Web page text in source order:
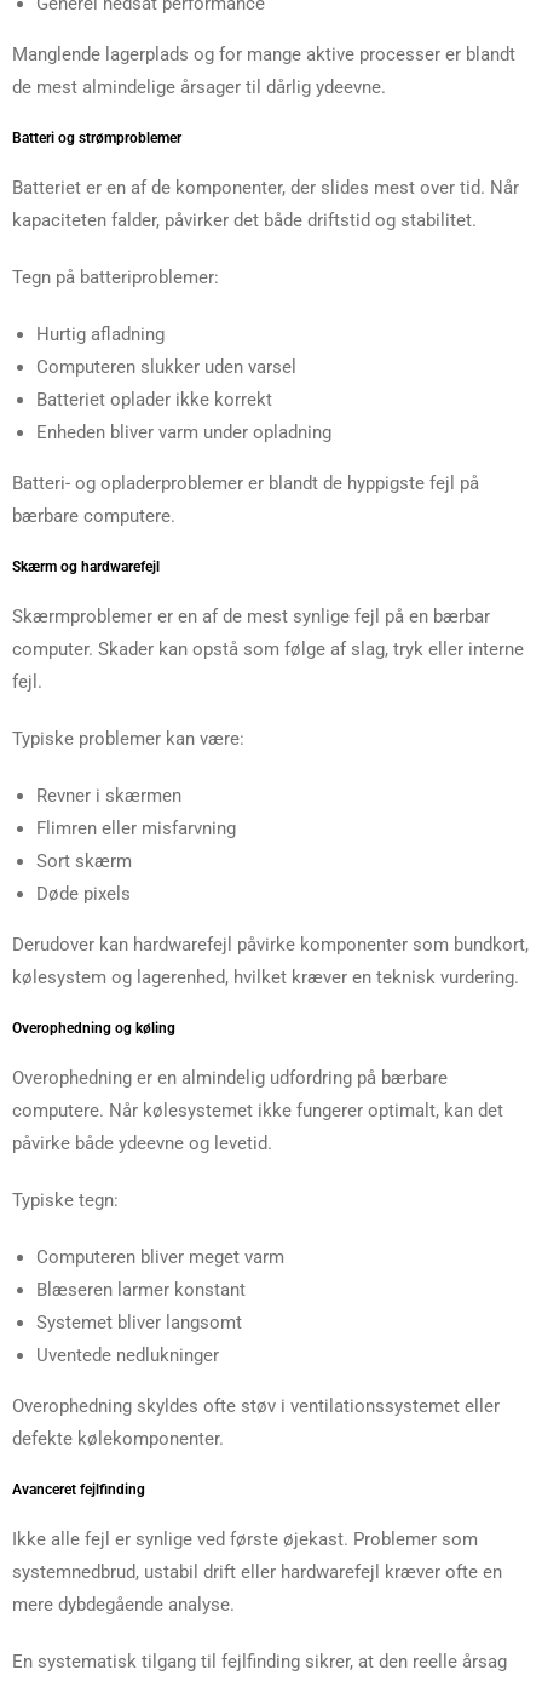
Manglende lagerplads og for mange aktive processer er blandt
de mest almindelige årsager til dårlig ydeevne.
Batteri og strømproblemer
Batteriet er en af de komponenter, der slides mest over tid. Når
kapaciteten falder, påvirker det både driftstid og stabilitet.
Tegn på batteriproblemer:
Hurtig afladning
Computeren slukker uden varsel
Batteriet oplader ikke korrekt
Enheden bliver varm under opladning
Batteri- og opladerproblemer er blandt de hyppigste fejl på
bærbare computere.
Skærm og hardwarefejl
Skærmproblemer er en af de mest synlige fejl på en bærbar
computer. Skader kan opstå som følge af slag, tryk eller interne
fejl.
Typiske problemer kan være:
Revner i skærmen
Flimren eller misfarvning
Sort skærm
Døde pixels
Derudover kan hardwarefejl påvirke komponenter som bundkort,
kølesystem og lagerenhed, hvilket kræver en teknisk vurdering.
Overophedning og køling
Overophedning er en almindelig udfordring på bærbare
computere. Når kølesystemet ikke fungerer optimalt, kan det
påvirke både ydeevne og levetid.
Typiske tegn:
Computeren bliver meget varm
Blæseren larmer konstant
Systemet bliver langsomt
Uventede nedlukninger
Overophedning skyldes ofte støv i ventilationssystemet eller
defekte kølekomponenter.
Avanceret fejlfinding
Ikke alle fejl er synlige ved første øjekast. Problemer som
systemnedbrud, ustabil drift eller hardwarefejl kræver ofte en
mere dybdegående analyse.
En systematisk tilgang til fejlfinding sikrer, at den reelle årsag